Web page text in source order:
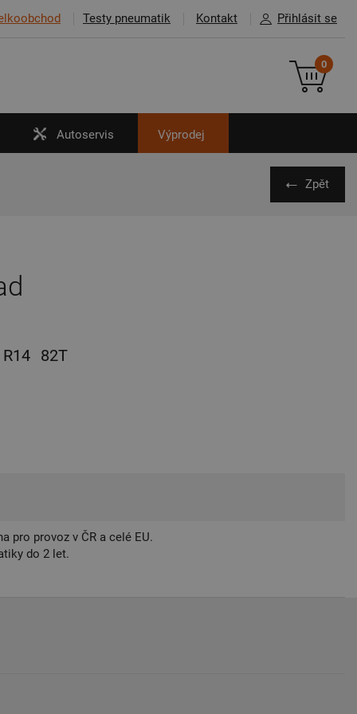
Testy pneumatik Kontakt Přihlásit se
0
Autoservis Výprodej
Zpět
R14 82T
pro provoz v ČR a celé EU.
do 2 let.